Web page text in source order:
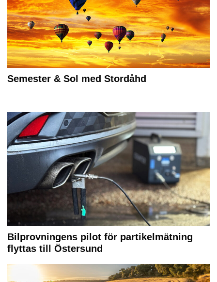
Semester & Sol med Stordåhd
Bilprovningens pilot för partikelmätning
flyttas till Östersund